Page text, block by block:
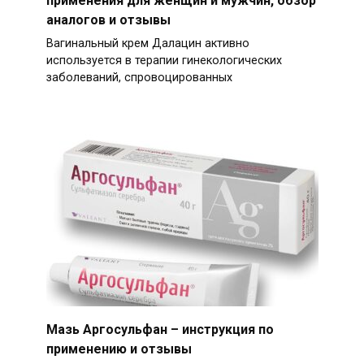
аналогов и отзывы
Вагинальный крем Далацин активно
используется в терапии гинекологических
заболеваний, спровоцированных
Мазь Аргосульфан – инструкция по
применению и отзывы